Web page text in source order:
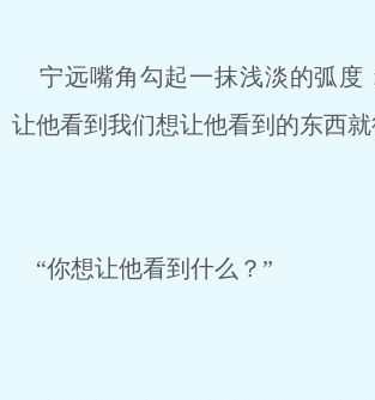
宁远嘴角勾起一抹浅淡的弧度
让他看到我们想让他看到的东西就
“你想让他看到什么？”